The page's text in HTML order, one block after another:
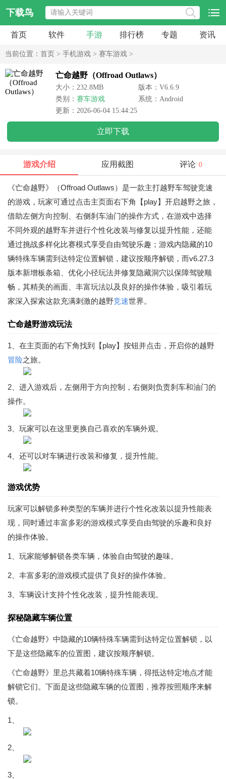
下载鸟
首页 软件 手游 排行榜 专题 资讯
当前位置： 首页 > 手机游戏 > 赛车游戏 >
亡命越野（Offroad Outlaws）
大小：232.8MB
版本：V6.6.9
类别： 赛车游戏
系统：Android
更新：2026-06-04 15:44:25
立即下载
游戏介绍 应用截图 评论 0
《亡命越野》（Offroad Outlaws）是一款主打越野车驾驶竞速
的游戏，玩家可通过点击主页面右下角【play】开启越野之旅，
借助左侧方向控制、右侧刹车油门的操作方式，在游戏中选择
不同外观的越野车并进行个性化改装与修复以提升性能，还能
通过挑战多样化比赛模式享受自由驾驶乐趣；游戏内隐藏的10
辆特殊车辆需到达特定位置解锁，建议按顺序解锁，而v6.27.3
版本新增板条箱、优化小径玩法并修复隐藏洞穴以保障驾驶顺
畅，其精美的画面、丰富玩法以及良好的操作体验，吸引着玩
家深入探索这款充满刺激的越野竞速世界。
亡命越野游戏玩法
1、在主页面的右下角找到【play】按钮并点击，开启你的越野
冒险之旅。
2、进入游戏后，左侧用于方向控制，右侧则负责刹车和油门的
操作。
3、玩家可以在这里更换自己喜欢的车辆外观。
4、还可以对车辆进行改装和修复，提升性能。
游戏优势
玩家可以解锁多种类型的车辆并进行个性化改装以提升性能表
现，同时通过丰富多彩的游戏模式享受自由驾驶的乐趣和良好
的操作体验。
1、玩家能够解锁各类车辆，体验自由驾驶的趣味。
2、丰富多彩的游戏模式提供了良好的操作体验。
3、车辆设计支持个性化改装，提升性能表现。
探秘隐藏车辆位置
《亡命越野》中隐藏的10辆特殊车辆需到达特定位置解锁，以
下是这些隐藏车的位置图，建议按顺序解锁。
《亡命越野》里总共藏着10辆特殊车辆，得抵达特定地点才能
解锁它们。下面是这些隐藏车辆的位置图，推荐按照顺序来解
锁。
1、
2、
3、